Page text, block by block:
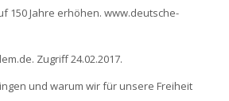
150 Jahre erhöhen. www.deutsche-
Zugriff 24.02.2017.
und warum wir für unsere Freiheit